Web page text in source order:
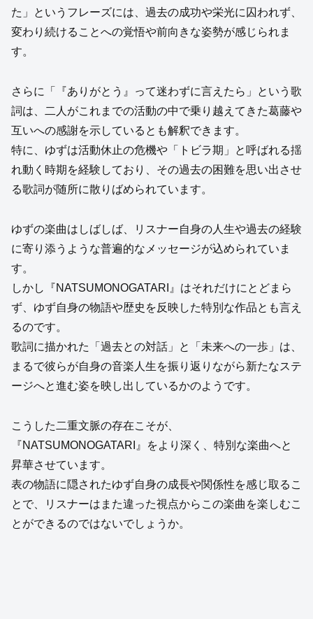
た」というフレーズには、過去の成功や栄光に囚われず、
変わり続けることへの覚悟や前向きな姿勢が感じられま
す。
さらに「『ありがとう』って迷わずに言えたら」という歌
詞は、二人がこれまでの活動の中で乗り越えてきた葛藤や
互いへの感謝を示しているとも解釈できます。
特に、ゆずは活動休止の危機や「トビラ期」と呼ばれる揺
れ動く時期を経験しており、その過去の困難を思い出させ
る歌詞が随所に散りばめられています。
ゆずの楽曲はしばしば、リスナー自身の人生や過去の経験
に寄り添うような普遍的なメッセージが込められていま
す。
しかし『NATSUMONOGATARI』はそれだけにとどまら
ず、ゆず自身の物語や歴史を反映した特別な作品とも言え
るのです。
歌詞に描かれた「過去との対話」と「未来への一歩」は、
まるで彼らが自身の音楽人生を振り返りながら新たなステ
ージへと進む姿を映し出しているかのようです。
こうした二重文脈の存在こそが、
『NATSUMONOGATARI』をより深く、特別な楽曲へと
昇華させています。
表の物語に隠されたゆず自身の成長や関係性を感じ取るこ
とで、リスナーはまた違った視点からこの楽曲を楽しむこ
とができるのではないでしょうか。